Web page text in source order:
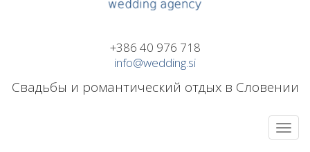
+386 40 976 718
info@wedding.si
Свадьбы и романтический отдых в Словении